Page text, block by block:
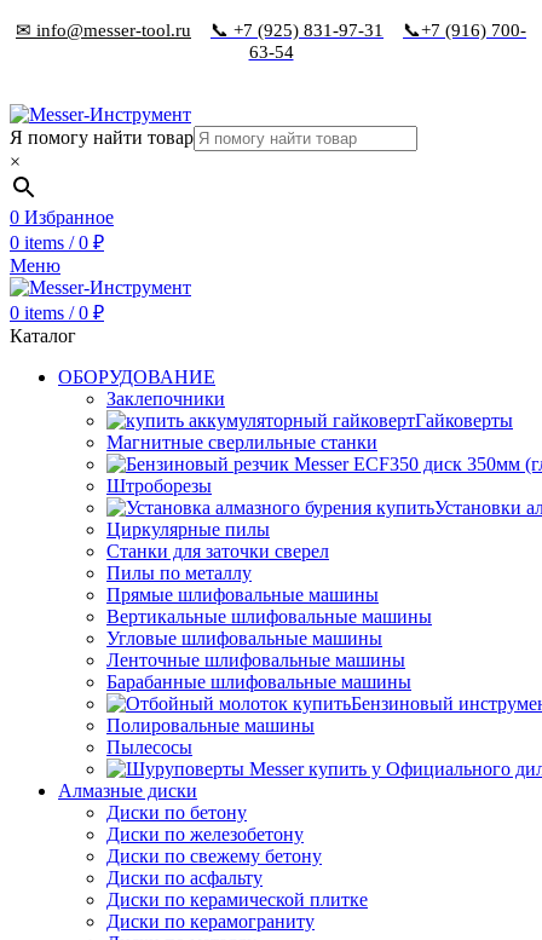
✉ info@messer-tool.ru 📞 +7 (925) 831-97-31
📞+7 (916) 700-
63-54
Я помогу найти товар
×
0 Избранное
0 items / 0 ₽
Меню
0 items / 0 ₽
Каталог
ОБОРУДОВАНИЕ
Заклепочники
Гайковерты
Магнитные сверлильные станки
Штроборезы
Установки
Циркулярные пилы
Станки для заточки сверел
Пилы по металлу
Прямые шлифовальные машины
Вертикальные шлифовальные машины
Угловые шлифовальные машины
Ленточные шлифовальные машины
Барабанные шлифовальные машины
Бензиновый
Полировальные машины
Пылесосы
Алмазные диски
Диски по бетону
Диски по железобетону
Диски по свежему бетону
Диски по асфальту
Диски по керамической плитке
Диски по керамограниту